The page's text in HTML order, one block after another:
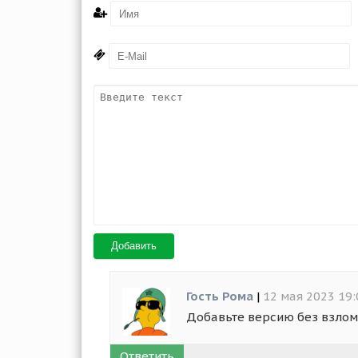
Добавить
Гость Рома | 12 мая 2023
Добавьте версию без